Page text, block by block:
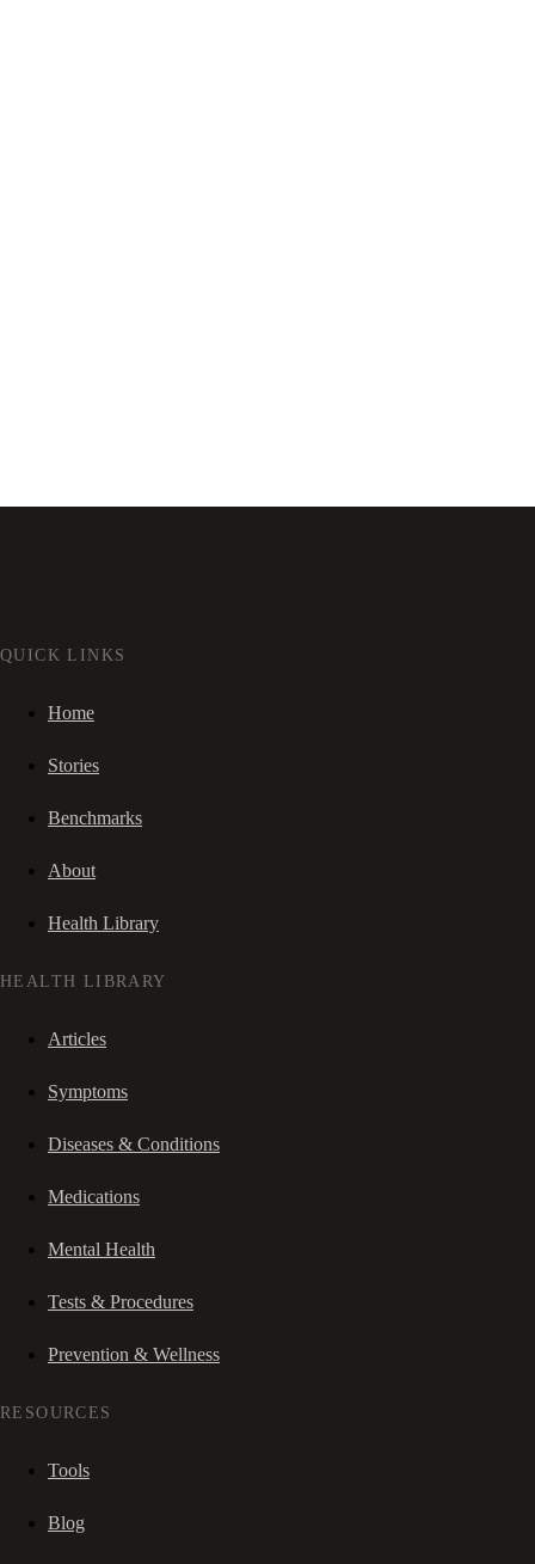
QUICK LINKS
Home
Stories
Benchmarks
About
Health Library
HEALTH LIBRARY
Articles
Symptoms
Diseases & Conditions
Medications
Mental Health
Tests & Procedures
Prevention & Wellness
RESOURCES
Tools
Blog